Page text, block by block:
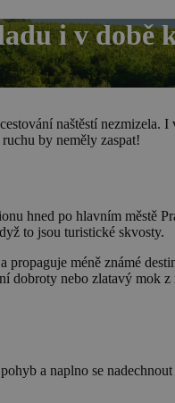
i v době
naštěstí
by neměly zaspat!
hned po hlavním městě
to jsou turistické skvosty.
méně známé
dobroty nebo zlatavý
a naplno se